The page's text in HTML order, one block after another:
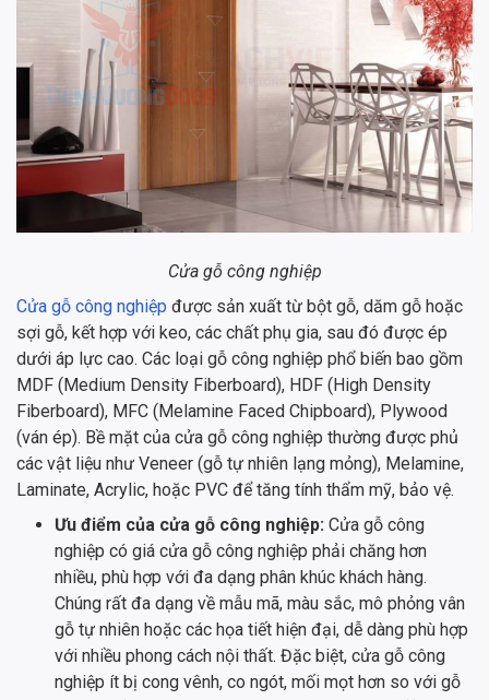
Cửa gỗ công nghiệp
Cửa gỗ công nghiệp được sản xuất từ bột gỗ, dăm gỗ hoặc
sợi gỗ, kết hợp với keo, các chất phụ gia, sau đó được ép
dưới áp lực cao. Các loại gỗ công nghiệp phổ biến bao gồm
MDF (Medium Density Fiberboard), HDF (High Density
Fiberboard), MFC (Melamine Faced Chipboard), Plywood
(ván ép). Bề mặt của cửa gỗ công nghiệp thường được phủ
các vật liệu như Veneer (gỗ tự nhiên lạng mỏng), Melamine,
Laminate, Acrylic, hoặc PVC để tăng tính thẩm mỹ, bảo vệ.
Ưu điểm của cửa gỗ công nghiệp: Cửa gỗ công
nghiệp có giá cửa gỗ công nghiệp phải chăng hơn
nhiều, phù hợp với đa dạng phân khúc khách hàng.
Chúng rất đa dạng về mẫu mã, màu sắc, mô phỏng vân
gỗ tự nhiên hoặc các họa tiết hiện đại, dễ dàng phù hợp
với nhiều phong cách nội thất. Đặc biệt, cửa gỗ công
nghiệp ít bị cong vênh, co ngót, mối mọt hơn so với gỗ